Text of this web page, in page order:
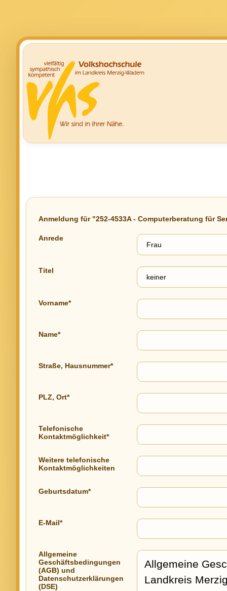
Anmeldung für "252-4533A - Computerberatung für
Anrede
Titel
Vorname*
Name*
Straße, Hausnummer*
PLZ, Ort*
Telefonische
Kontaktmöglichkeit*
Weitere telefonische
Kontaktmöglichkeiten
Geburtsdatum*
E-Mail*
Allgemeine
Geschäftsbedingungen
(AGB) und
Datenschutzerklärungen
(DSE)